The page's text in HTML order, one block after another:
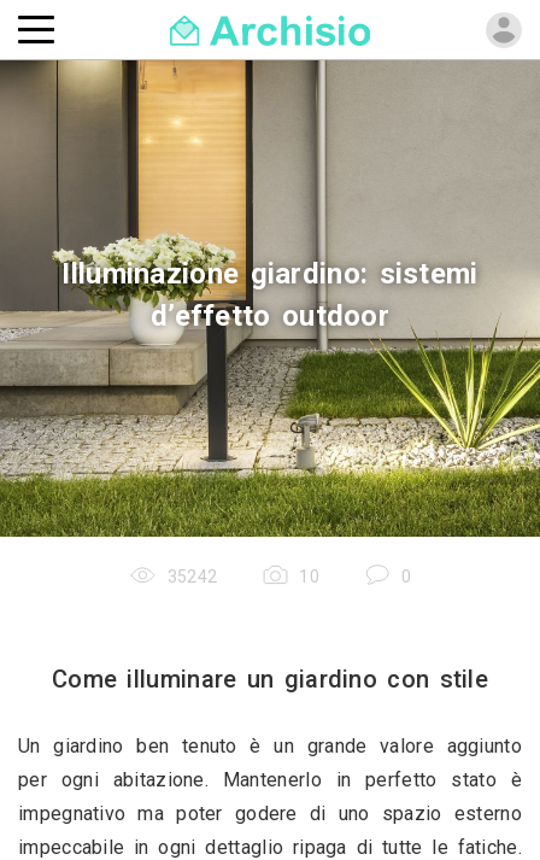
Illuminazione giardino: sistemi
d’effetto outdoor
35242 10 0
Come illuminare un giardino con stile
Un giardino ben tenuto è un grande valore aggiunto
per ogni abitazione. Mantenerlo in perfetto stato è
impegnativo ma poter godere di uno spazio esterno
impeccabile in ogni dettaglio ripaga di tutte le fatiche.